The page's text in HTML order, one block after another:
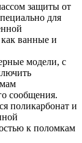
защиты от
для
ванные и
модели, с
сообщения.
поликарбонат и
к поломкам